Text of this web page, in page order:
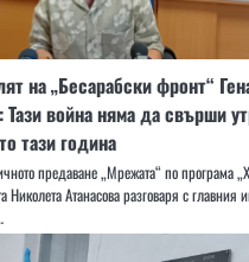
на „Бесарабски фронт“
война няма да свърши
тази година
предаване „Мрежата“ по програма
Николета Атанасова разговаря с главния